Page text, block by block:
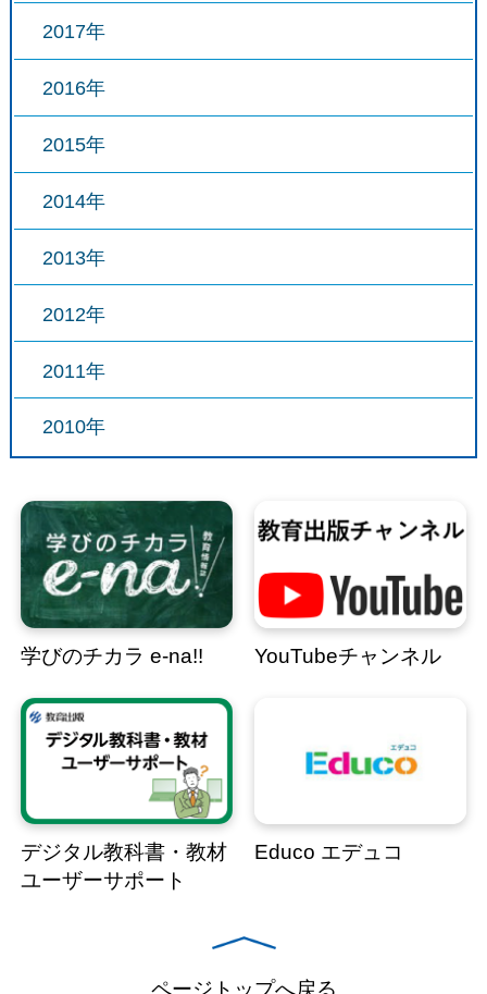
2017年
2016年
2015年
2014年
2013年
2012年
2011年
2010年
学びのチカラ e-na!! YouTubeチャンネル
デジタル教科書・教材
ユーザーサポート
Educo エデュコ
ページトップへ戻る